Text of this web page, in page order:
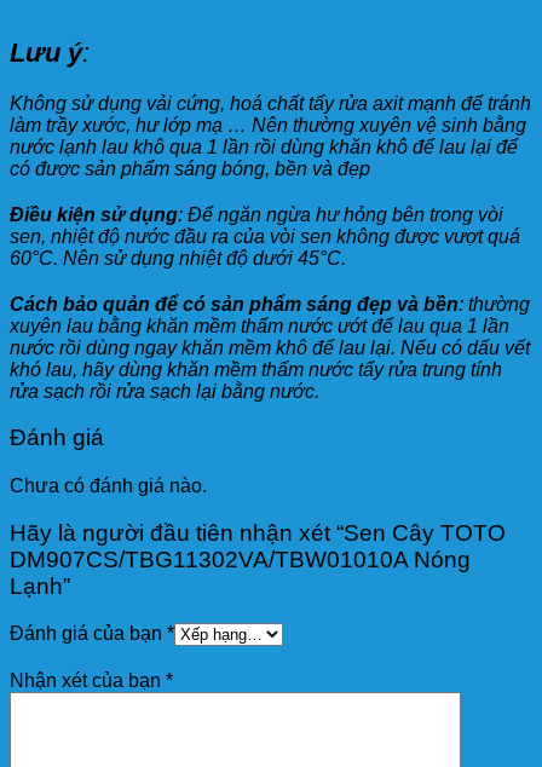
Lưu ý:
Không sử dụng vải cứng, hoá chất tẩy rửa axit mạnh để tránh
làm trầy xước, hư lớp mạ … Nên thường xuyên vệ sinh bằng
nước lạnh lau khô qua 1 lần rồi dùng khăn khô để lau lại để
có được sản phẩm sáng bóng, bền và đẹp
Điều kiện sử dụng: Để ngăn ngừa hư hỏng bên trong vòi
sen, nhiệt độ nước đầu ra của vòi sen không được vượt quá
60°C. Nên sử dụng nhiệt độ dưới 45°C.
Cách bảo quản để có sản phẩm sáng đẹp và bền: thường
xuyên lau bằng khăn mềm thấm nước ướt để lau qua 1 lần
nước rồi dùng ngay khăn mềm khô để lau lại. Nếu có dấu vết
khó lau, hãy dùng khăn mềm thấm nước tẩy rửa trung tính
rửa sạch rồi rửa sạch lại bằng nước.
Đánh giá
Chưa có đánh giá nào.
Hãy là người đầu tiên nhận xét “Sen Cây TOTO
DM907CS/TBG11302VA/TBW01010A Nóng
Lạnh”
Đánh giá của bạn *
Nhận xét của bạn *